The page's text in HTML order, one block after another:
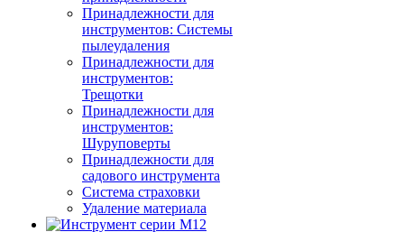
Принадлежности для
инструментов: Системы
пылеудаления
Принадлежности для
инструментов:
Трещотки
Принадлежности для
инструментов:
Шуруповерты
Принадлежности для
садового инструмента
Система страховки
Удаление материала